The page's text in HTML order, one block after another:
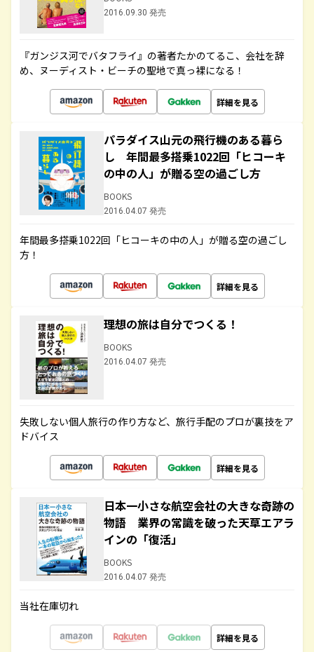
2016.09.30 発売
『ガンジス河でバタフライ』の著者たかのてるこ、会社を辞
め、ヌーディスト・ビーチの聖地で真っ裸になる！
詳細を見る
パラダイス山元の飛行機のある暮ら
し 年間最多搭乗1022回「ヒコーキ
の中の人」が贈る空の過ごし方
BOOKS
2016.04.07 発売
年間最多搭乗1022回「ヒコーキの中の人」が贈る空の過ごし
方！
詳細を見る
理想の旅は自分でつくる！
BOOKS
2016.04.07 発売
失敗しない個人旅行の作り方など、旅行手配のプロが裏技をア
ドバイス
詳細を見る
日本一小さな航空会社の大きな奇跡の
物語 業界の常識を破った天草エアラ
インの「復活」
BOOKS
2016.04.07 発売
当社在庫切れ
詳細を見る